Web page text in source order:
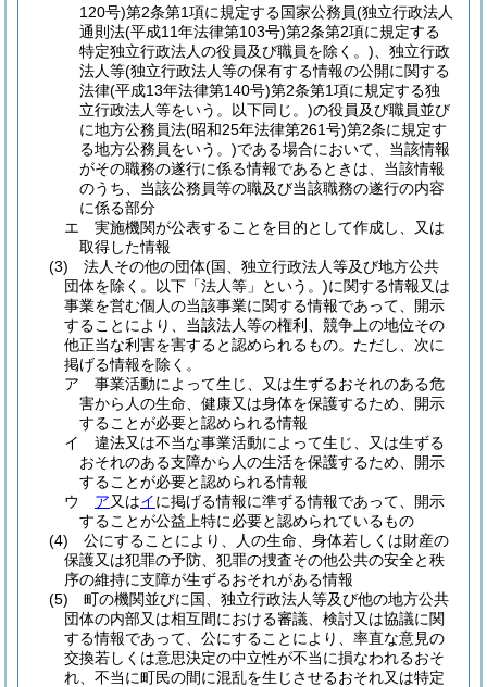
120号)第2条第1項に規定する国家公務員(独立行政法人
通則法(平成11年法律第103号)第2条第2項に規定する
特定独立行政法人の役員及び職員を除く。) 、独立行政
法人等(独立行政法人等の保有する情報の公開に関する
法律(平成13年法律第140号)第2条第1項に規定する独
立行政法人等をいう。以下同じ。)の役員及び職員並び
に地方公務員法(昭和25年法律第261号)第2条に規定す
る地方公務員をいう。)である場合において、当該情報
がその職務の遂行に係る情報であるときは、当該情報
のうち、当該公務員等の職及び当該職務の遂行の内容
に係る部分
エ
実施機関が公表することを目的として作成し、又は
取得した情報
(3)
法人その他の団体(国、独立行政法人等及び地方公共
団体を除く。以下「法人等」という。)に関する情報又は
事業を営む個人の当該事業に関する情報であって、開示
することにより、当該法人等の権利、競争上の地位その
他正当な利害を害すると認められるもの。 ただし、次に
掲げる情報を除く。
ア
事業活動によって生じ、又は生ずるおそれのある危
害から人の生命、健康又は身体を保護するため、開示
することが必要と認められる情報
イ
違法又は不当な事業活動によって生じ、又は生ずる
おそれのある支障から人の生活を保護するため、開示
することが必要と認められる情報
ウ
ア又はイに掲げる情報に準ずる情報であって、開示
することが公益上特に必要と認められているもの
(4)
公にすることにより、人の生命、身体若しくは財産の
保護又は犯罪の予防、犯罪の捜査その他公共の安全と秩
序の維持に支障が生ずるおそれがある情報
(5)
町の機関並びに国、独立行政法人等及び他の地方公共
団体の内部又は相互間における審議、検討又は協議に関
する情報であって、公にすることにより、率直な意見の
交換若しくは意思決定の中立性が不当に損なわれるおそ
れ、不当に町民の間に混乱を生じさせるおそれ又は特定